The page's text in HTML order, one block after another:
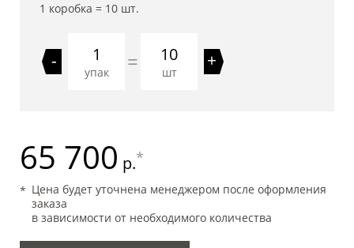
1 коробка = 10 шт.
-
упак = 10
шт
+
65 700 р.*
Цена будет уточнена менеджером после оформления
заказа
в зависимости от необходимого количества